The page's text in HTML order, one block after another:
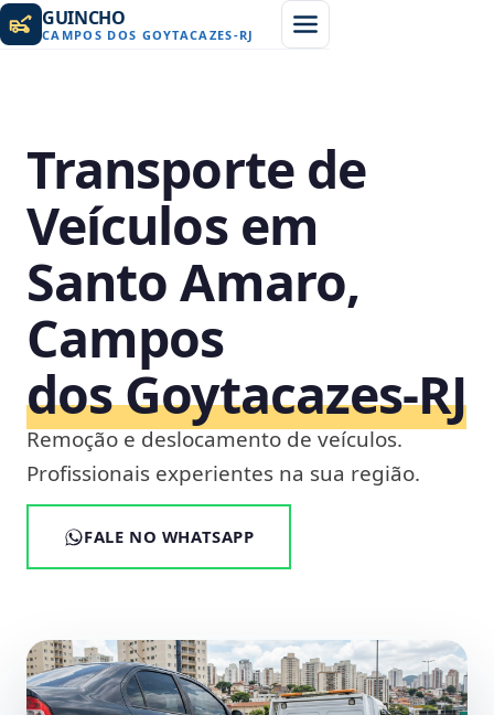
GUINCHO
CAMPOS DOS GOYTACAZES-RJ
Transporte de
Veículos em
Santo Amaro,
Campos
dos Goytacazes‑RJ
Remoção e deslocamento de veículos.
Profissionais experientes na sua região.
FALE NO WHATSAPP